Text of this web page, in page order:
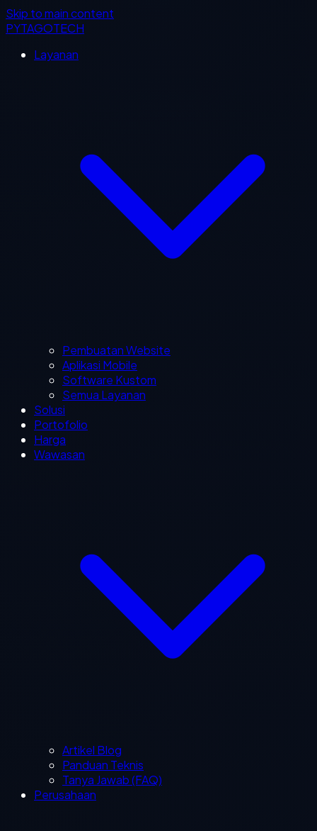
Skip to main content
PYTAGOTECH
Layanan
Pembuatan Website
Aplikasi Mobile
Software Kustom
Semua Layanan
Solusi
Portofolio
Harga
Wawasan
Artikel Blog
Panduan Teknis
Tanya Jawab (FAQ)
Perusahaan